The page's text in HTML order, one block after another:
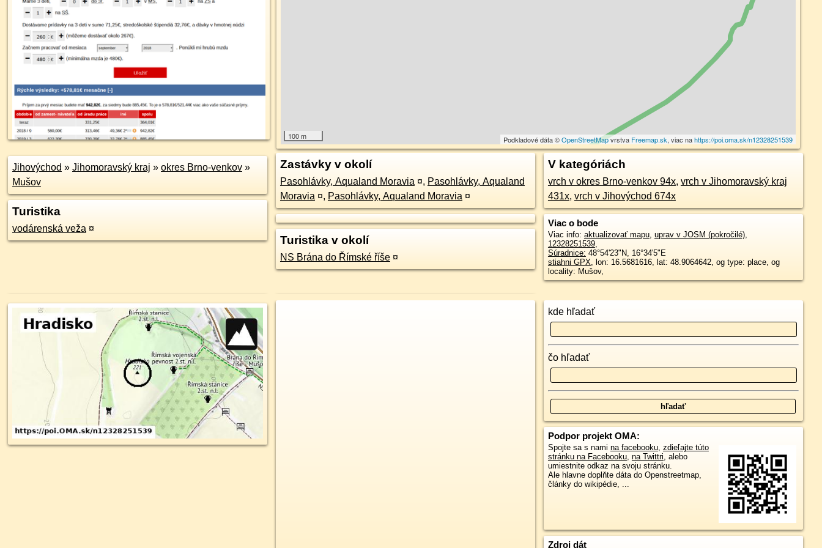
100 m Podkladové dáta ©OpenStreetMapvrstva Freemap.sk, viac nahttps://poi.oma.sk/n12328251539
Jihovýchod » Jihomoravský kraj » okres Brno-venkov »
Mušov
Turistika
vodárenská veža ¤
Zastávky v okolí
Pasohlávky, Aqualand Moravia ¤, Pasohlávky, Aqualand
Moravia ¤, Pasohlávky, Aqualand Moravia ¤
Turistika v okolí
NS Brána do Římské říše ¤
V kategóriách
vrch v okres Brno-venkov 94x, vrch v Jihomoravský kraj
431x, vrch v Jihovýchod 674x
Viac o bode
Viac info: aktualizovať mapu, uprav v JOSM (pokročilé),
12328251539,
Súradnice: 48°54'23"N, 16°34'5"E
stiahni GPX, lon: 16.5681616, lat: 48.9064642, og type: place, og
locality: Mušov,
kde hľadať
čo hľadať
Podpor projekt OMA:
Spojte sa s nami na facebooku, zdieľajte túto
stránku na Facebooku, na Twittri, alebo
umiestnite odkaz na svoju stránku.
Ale hlavne doplňte dáta do Openstreetmap,
články do wikipédie, ...
Zdroj dát